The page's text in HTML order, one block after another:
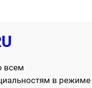
всем
в режиме